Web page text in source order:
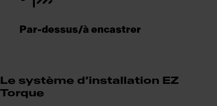
Par-dessus/à encastrer
Le système d’installation EZ
Torque